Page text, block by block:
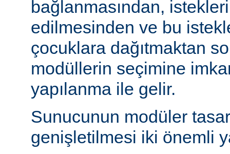
bağlanmasından,
edilmesinden ve bu
çocuklara dağıtmaktan
modüllerin seçimine
yapılanma ile gelir.
Sunucunun modüler
genişletilmesi iki önemli